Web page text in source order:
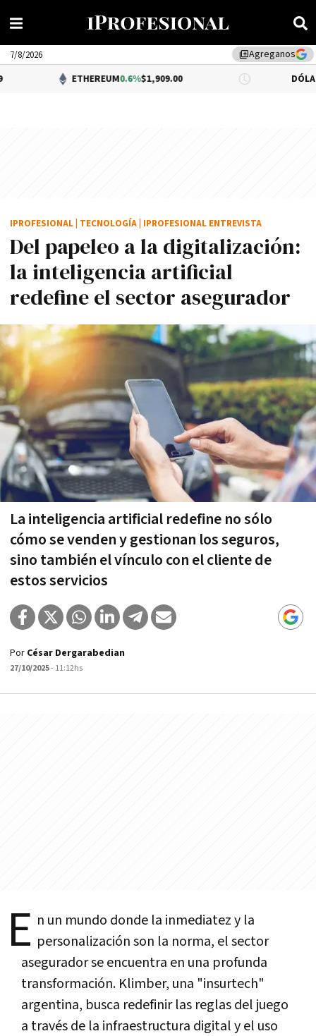
library_addAgreganos
7/8/2026
ETHEREUM0.6%$1,909.00 DÓLAR BNA 0.34%
Del papeleo a la digitalización:
la inteligencia artificial
redefine el sector asegurador
La inteligencia artificial redefine no sólo
cómo se venden y gestionan los seguros,
sino también el vínculo con el cliente de
estos servicios
IPROFESIONAL TECNOLOGÍA IPROFESIONAL ENTREVISTA
Por César Dergarabedian
27/10/2025- 11:12hs
E n un mundo donde la inmediatez y la
personalización son la norma, el sector
asegurador se encuentra en una profunda
transformación. Klimber, una "insurtech"
argentina, busca redefinir las reglas del juego
a través de la infraestructura digital y el uso